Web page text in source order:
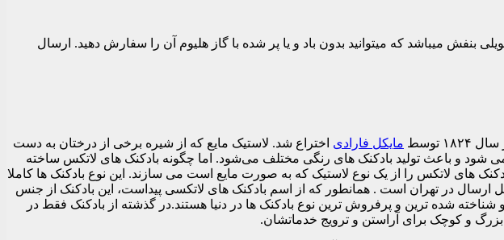
بنفش لاتکسی،۳عدد بادکنک پولکی بنفش،۱عدد ستاره فویلی بنفش و۱ عدد قلب فویلی بنفش میباشد که میتوانید بدون باد و یا پر شده با گاز هلیوم آن را سفارش دهید. ارسال
توسط مایکل فارادی اختراع شد. لاستیک مایع که از شیره برخی از درختان به دست
و باعث تولید بادکنک های رنگی مختلف می‌شود. اما چگونه بادکنک های لاتکس ساخته
های لاتکس را از یک نوع لاستیک که به صورت مایع است می سازند. این نوع بادکنک ها کاملا
خاص خود هستند. پک ۱۰عددی بادکنک بنفش هلیومی قابل ارسال در تهران است . همانطور که از اسم بادکنک های لاتکسی پیداست، این بادکنک از جنس
شده ترین و پرفروش ترین نوع بادکنک ها در دنیا هستند.در گذشته از بادکنک فقط در
و کوچک برای آراستن و ترویج خدماتشان.